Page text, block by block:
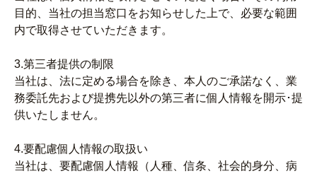
目的、当社の担当窓口をお知らせした上で、必要な範囲
内で取得させていただきます。
3.第三者提供の制限
当社は、法に定める場合を除き、本人のご承諾なく、業
務委託先および提携先以外の第三者に個人情報を開示･提
供いたしません。
4.要配慮個人情報の取扱い
当社は、要配慮個人情報（人種、信条、社会的身分、病